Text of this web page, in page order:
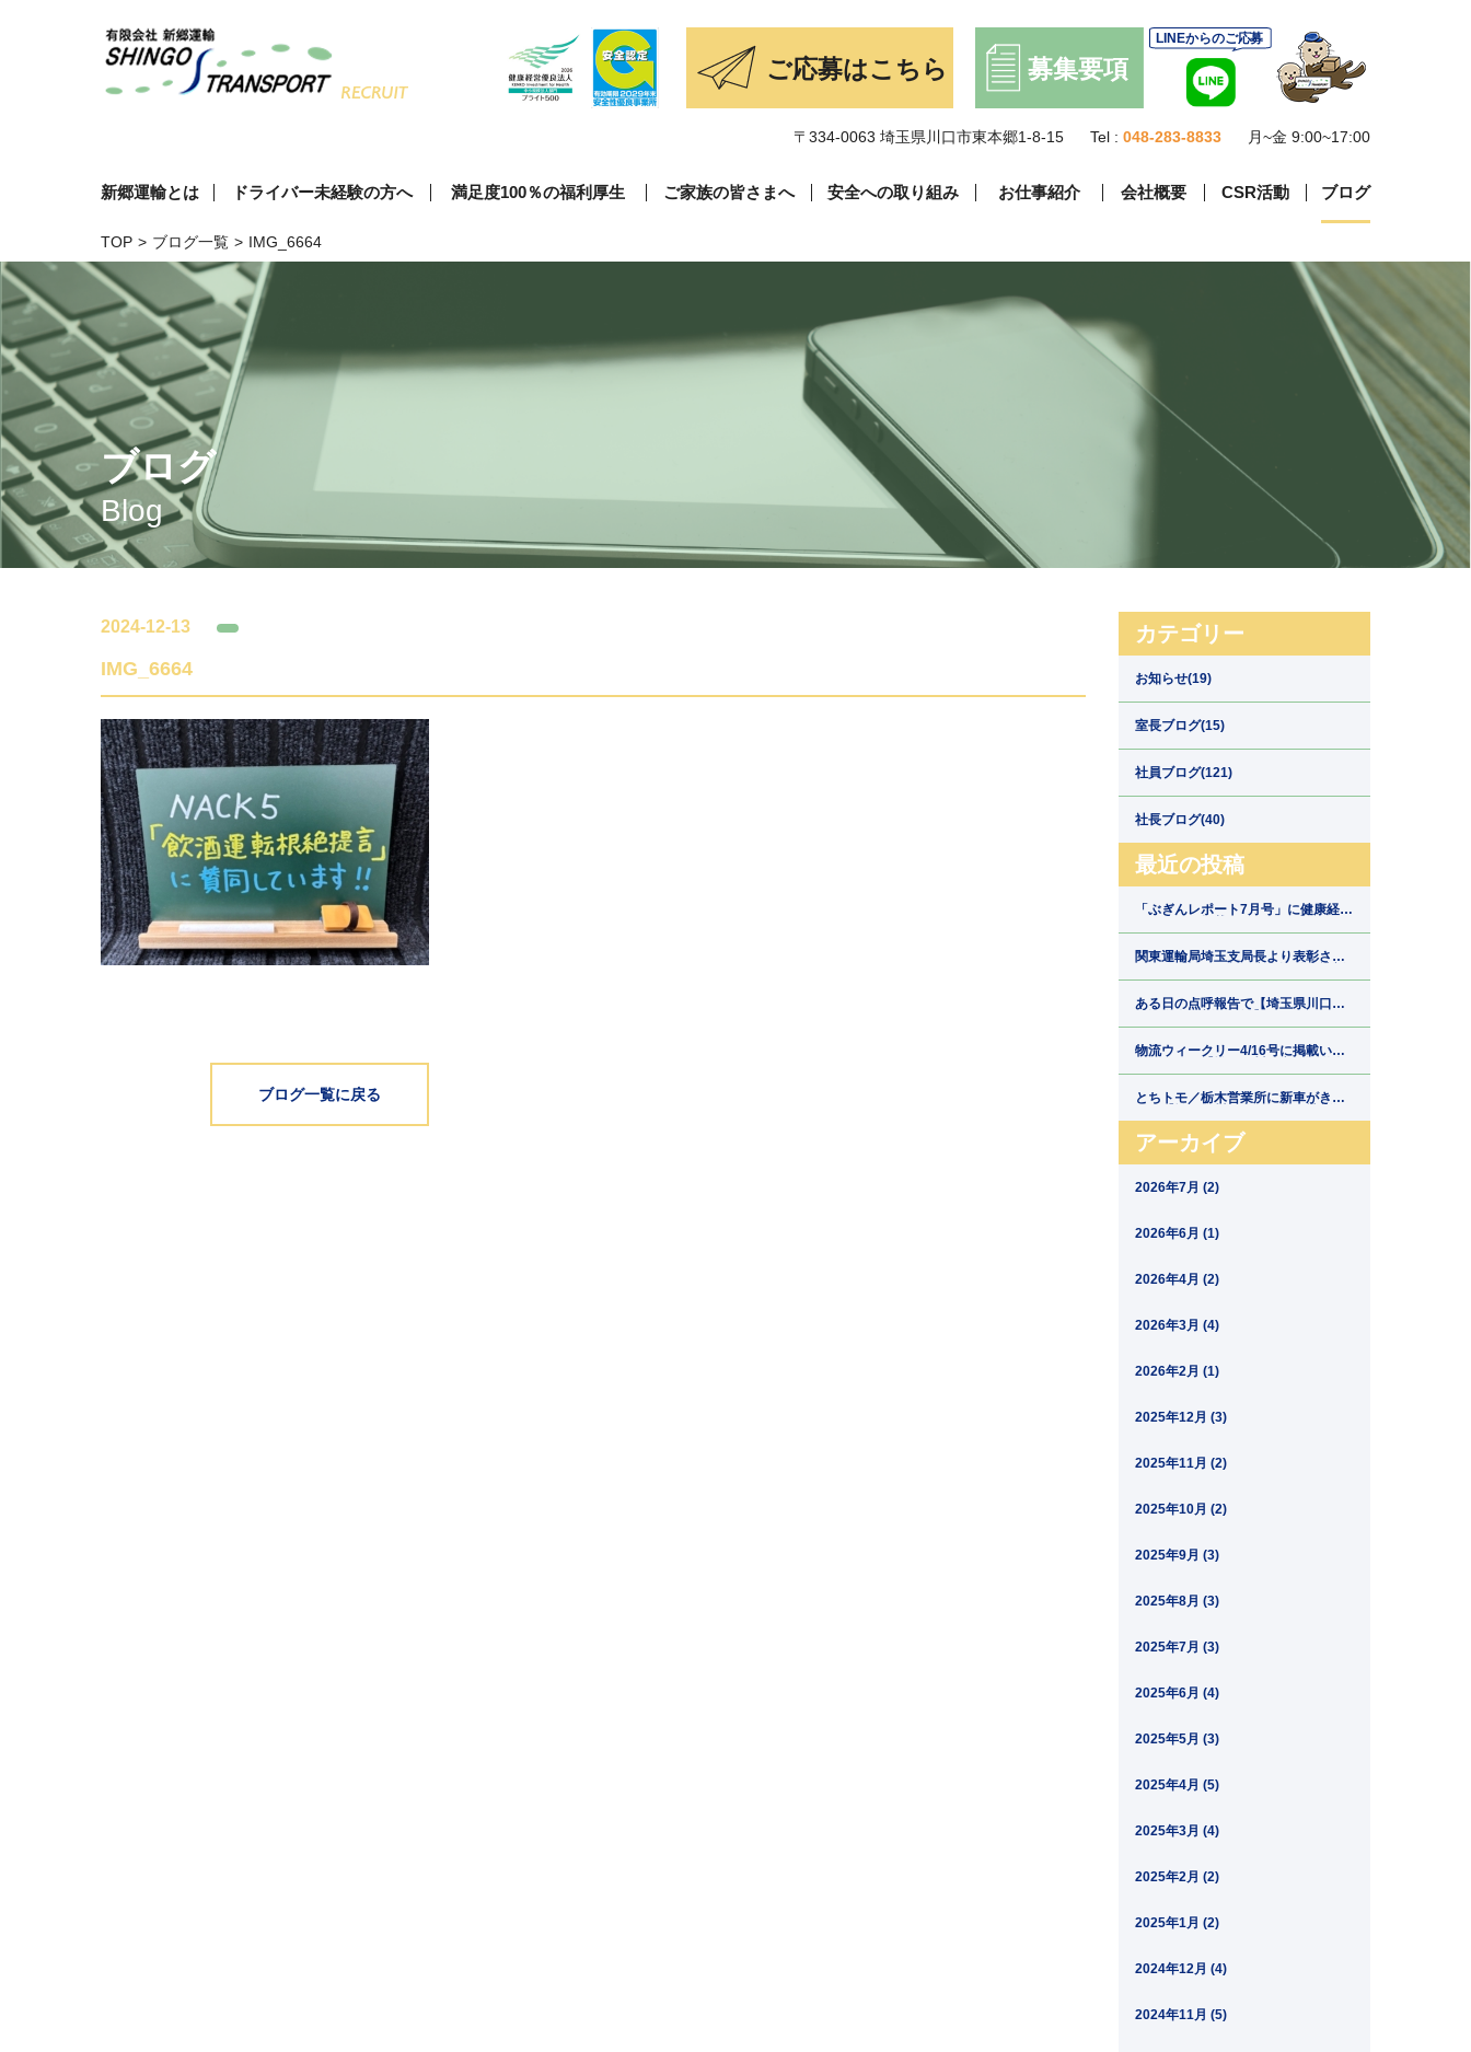
〒334-0063 埼玉県川口市東本郷1-8-15 Tel : 048-283-8833 月~金 9:00~17:00
新郷運輸とは ドライバー未経験の方へ 満足度100％の福利厚生 ご家族の皆さまへ 安全への取り組み お仕事紹介 会社概要 CSR活動 ブログ
TOP > ブログ一覧 > IMG_6664
ブログ
Blog
2024-12-13
IMG_6664
ブログ一覧に戻る
カテゴリー
お知らせ(19)
室長ブログ(15)
社員ブログ(121)
社長ブログ(40)
最近の投稿
「ぶぎんレポート7月号」に健康経営
川口市の運送会社新郷運輸】
関東運輸局埼玉支局長より表彰され
郷運輸】
ある日の点呼報告で【埼玉県川口市
物流ウィークリー4/16号に掲載いた
社新郷運輸】
とちトモ／栃木営業所に新車がきま
運輸】
アーカイブ
2026年7月 (2)
2026年6月 (1)
2026年4月 (2)
2026年3月 (4)
2026年2月 (1)
2025年12月 (3)
2025年11月 (2)
2025年10月 (2)
2025年9月 (3)
2025年8月 (3)
2025年7月 (3)
2025年6月 (4)
2025年5月 (3)
2025年4月 (5)
2025年3月 (4)
2025年2月 (2)
2025年1月 (2)
2024年12月 (4)
2024年11月 (5)